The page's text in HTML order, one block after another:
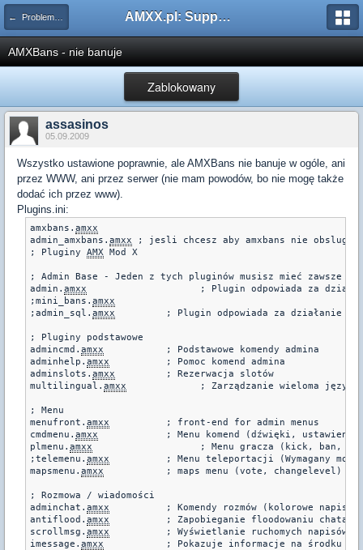
← Problemy z pluginami AMXX.pl: Support AMX Mod X i SourceMod
AMXBans - nie banuje
Zablokowany
assasinos
05.09.2009
Wszystko ustawione poprawnie, ale AMXBans nie banuje w ogóle, ani
przez WWW, ani przez serwer (nie mam powodów, bo nie mogę także
dodać ich przez www).
Plugins.ini:
amxbans. amxx
admin_amxbans. amxx ; jesli chcesz aby amxbans nie
; Pluginy AMX Mod X
; Admin Base - Jeden z tych pluginów musisz mieć zawsze
admin. amxx
;mini_bans. amxx
;admin_sql. amxx
; Plugin odpowiada za działanie
; Pluginy podstawowe
admincmd. amxx
adminhelp. amxx
adminslots. amxx
multilingual. amxx
; Menu
menufront. amxx
cmdmenu. amxx
plmenu. amxx
;telemenu. amxx
mapsmenu. amxx
; Rozmowa / wiadomości
adminchat. amxx
antiflood. amxx
scrollmsg. amxx
imessage. amxx
; Pokazuje informacje na środku